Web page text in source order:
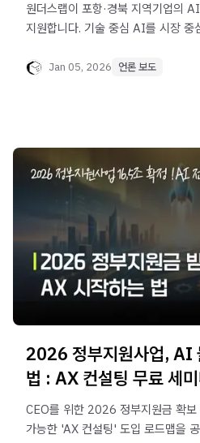
원더스랩이 포항·경북 지역기업의
지원합니다. 기술 중심 AI를 시장 중
성과를 지금 확인하세요.
Jan 05, 2026 언론 보도
2026 정부지원사업, AI
법 : AX 컨설팅 무료 세
CEO를 위한 2026 정부지원금 확보
가능한 'AX 컨설팅' 도입 로드맵을